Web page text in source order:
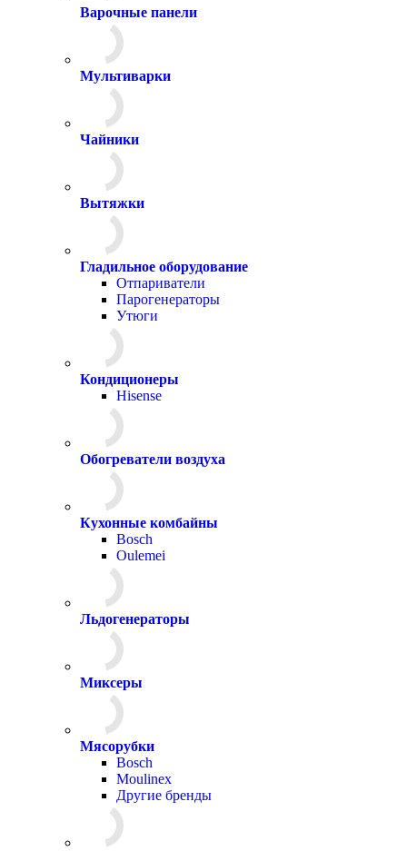
Варочные панели
Мультиварки
Чайники
Вытяжки
Гладильное оборудование
Отпариватели
Парогенераторы
Утюги
Кондиционеры
Hisense
Обогреватели воздуха
Кухонные комбайны
Bosch
Oulemei
Льдогенераторы
Миксеры
Мясорубки
Bosch
Moulinex
Другие бренды